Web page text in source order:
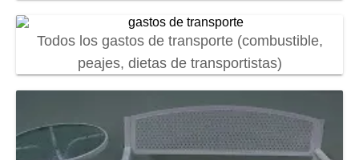
Todos los gastos de transporte (combustible,
peajes, dietas de transportistas)